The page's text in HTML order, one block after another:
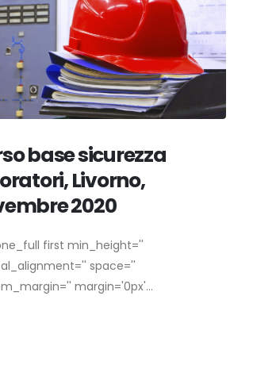
base sicurezza
Livorno,
2020
first min_height=''
space=''
margin='0px'...